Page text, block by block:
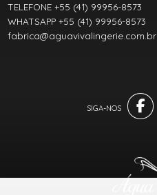
TELEFONE +55 (41) 99956-8573
WHATSAPP +55 (41) 99956-8573
fabrica@aguavivalingerie.com.br